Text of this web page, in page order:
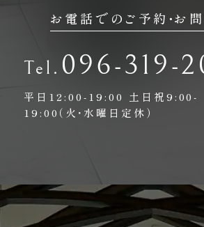
お電話でのご予約・お
096-319-
平日12:00-19:00 土日祝9:00-
19:00（火・水曜日定休）